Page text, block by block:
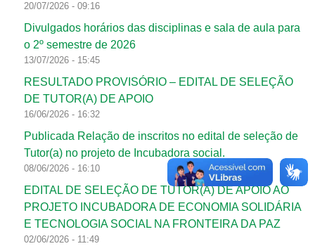
20/07/2026 - 09:16
Divulgados horários das disciplinas e sala de aula para
o 2º semestre de 2026
13/07/2026 - 15:45
RESULTADO PROVISÓRIO – EDITAL DE SELEÇÃO
DE TUTOR(A) DE APOIO
16/06/2026 - 16:32
Publicada Relação de inscritos no edital de seleção de
Tutor(a) no projeto de Incubadora social.
08/06/2026 - 16:10
EDITAL DE SELEÇÃO DE TUTOR(A) DE APOIO AO
PROJETO INCUBADORA DE ECONOMIA SOLIDÁRIA
E TECNOLOGIA SOCIAL NA FRONTEIRA DA PAZ
02/06/2026 - 11:49